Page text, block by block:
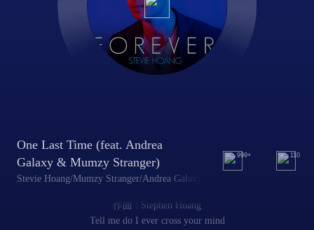
One Last Time (feat. Andrea
Galaxy & Mumzy Stranger)
Stevie Hoang/Mumzy Stranger/Andrea Galaxy
999+ 110
作曲 : Stephen Hoang
Tell me do I ever cross your mind